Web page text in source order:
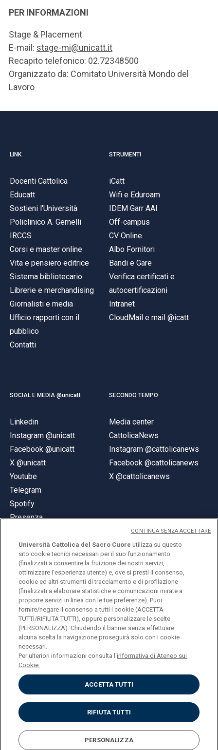
PER INFORMAZIONI
Stage & Placement
E-mail: stage-mi@unicatt.it
Recapito telefonico: 02.72348500
Organizzato da: Comitato Università Mondo del
Lavoro
LINK
Docenti Cattolica
Educatt
Sostieni l'Università
Policlinico A. Gemelli
IRCCS
Corsi e master online
Vita e pensiero editrice
Sistema bibliotecario
Librerie e merchandising
Giornalisti e media
Ufficio rapporti con il
pubblico
Contatti
STRUMENTI
iCatt
Wifi e Eduroam
IDEM Garr AAI
Off-campus
CV Online
Albo Fornitori
Bandi e Gare
Verifica certificati e
autocertificazioni
Intranet
CloudMail e mail @icatt
SOCIAL E MEDIA @unicatt
Linkedin
Instagram @unicatt
Facebook @unicatt
X @unicatt
Youtube
Telegram
Spotify
Presenza
SECONDO TEMPO
Media center
CattolicaNews
Instagram @cattolicanews
Facebook @cattolicanews
X @cattolicanews
© Università Cattolica del Sacro Cuore
Largo A. Gemelli 1, 20123 Milano
PI 02133120150
ENGLISH
Privacy
Accessibilità
Cookies
Impostazione Cookies
Università Cattolica del Sacro Cuore utilizza su questo
sito cookie tecnici necessari per il suo funzionamento
(finalizzati a consentire la fruizione dei nostri servizi,
ottimizzare l'esperienza utente) e, ove si presti il consenso,
cookie ed altri strumenti di tracciamento e di profilazione
(finalizzati a elaborare statistiche e comunicazioni mirate a
proporre servizi in linea con le tue preferenze). Puoi
fornire/negare il consenso a tutti i cookie (ACCETTA
TUTTI/RIFIUTA TUTTI), oppure personalizzare le scelte
(PERSONALIZZA). Chiudendo il banner senza effettuare
alcuna scelta la navigazione proseguirà solo con i cookie
necessari.
Per ulteriori informazioni consulta l'informativa di Ateneo sui
Cookie.
ACCETTA TUTTI
RIFIUTA TUTTI
PERSONALIZZA
CONTINUA SENZA ACCETTARE